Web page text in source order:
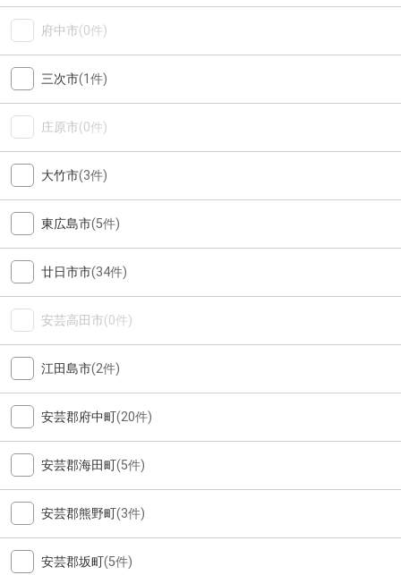
府中市(0件)
三次市(1件)
庄原市(0件)
大竹市(3件)
東広島市(5件)
廿日市市(34件)
安芸高田市(0件)
江田島市(2件)
安芸郡府中町(20件)
安芸郡海田町(5件)
安芸郡熊野町(3件)
安芸郡坂町(5件)